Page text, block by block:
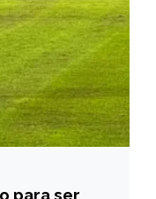
para ser